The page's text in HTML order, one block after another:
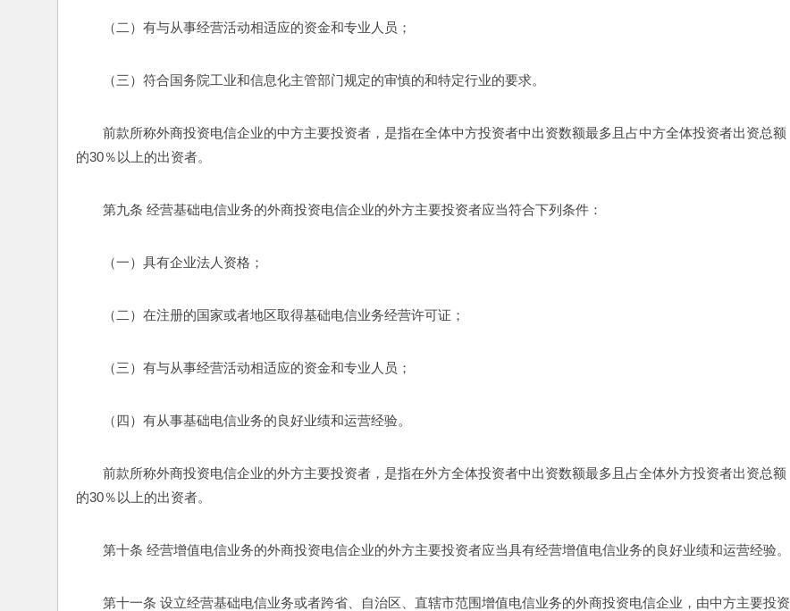
（二）有与从事经营活动相适应的资金和专业人员；
（三）符合国务院工业和信息化主管部门规定的审慎的和特定行业的要求。
前款所称外商投资电信企业的中方主要投资者，是指在全体中方投资者中出资数额最多且占中方全体投资者出资总额
的30％以上的出资者。
第九条 经营基础电信业务的外商投资电信企业的外方主要投资者应当符合下列条件：
（一）具有企业法人资格；
（二）在注册的国家或者地区取得基础电信业务经营许可证；
（三）有与从事经营活动相适应的资金和专业人员；
（四）有从事基础电信业务的良好业绩和运营经验。
前款所称外商投资电信企业的外方主要投资者，是指在外方全体投资者中出资数额最多且占全体外方投资者出资总额
的30％以上的出资者。
第十条 经营增值电信业务的外商投资电信企业的外方主要投资者应当具有经营增值电信业务的良好业绩和运营经验。
第十一条 设立经营基础电信业务或者跨省、自治区、直辖市范围增值电信业务的外商投资电信企业，由中方主要投资